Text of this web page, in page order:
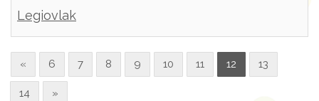
Legiovlak
« 6 7 8 9 10 11 12 13
14 »